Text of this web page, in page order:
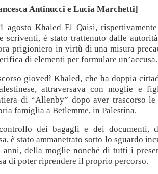
Antinucci e Lucia Marchetti]
agosto Khaled El Qaisi,
scriventi, è stato trattenuto dalle
prigioniero in virtù di una misura
di elementi per formulare un’accusa.
giovedì Khaled, che ha doppia
attraversava con moglie e
di “Allenby” dopo aver trascorso le
famiglia a Betlemme, in Palestina.
dei bagagli e dei documenti,
è stato ammanettato sotto lo sguardo
anni, della moglie nonché di tutti i
di poter riprendere il proprio percorso.